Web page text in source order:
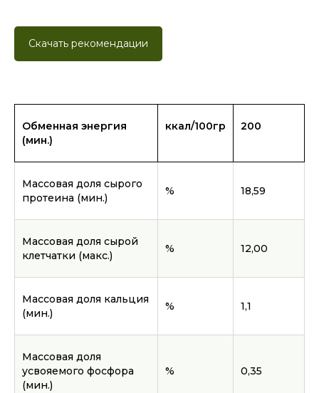
Скачать рекомендации
Обменная энергия
(мин.)
ккал/100гр 200
Массовая доля сырого
протеина (мин.)
% 18,59
Массовая доля сырой
клетчатки (макс.)
% 12,00
Массовая доля кальция
(мин.)
% 1,1
Массовая доля
усвояемого фосфора
(мин.)
% 0,35